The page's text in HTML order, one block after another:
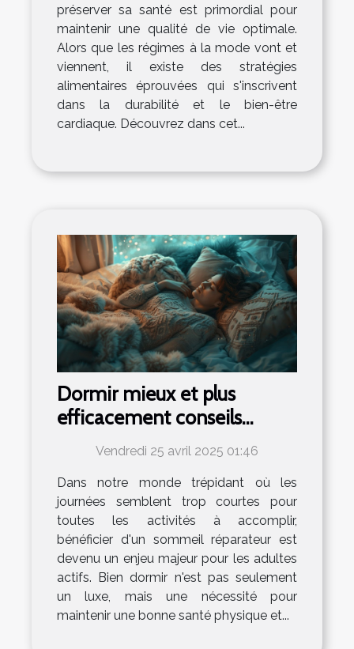
préserver sa santé est primordial pour
maintenir une qualité de vie optimale.
Alors que les régimes à la mode vont et
viennent, il existe des stratégies
alimentaires éprouvées qui s'inscrivent
dans la durabilité et le bien-être
cardiaque. Découvrez dans cet...
Dormir mieux et plus
efficacement conseils
pratiques pour les adultes
Vendredi 25 avril 2025 01:46
Dans notre monde trépidant où les
journées semblent trop courtes pour
toutes les activités à accomplir,
bénéficier d'un sommeil réparateur est
devenu un enjeu majeur pour les adultes
actifs. Bien dormir n'est pas seulement
un luxe, mais une nécessité pour
maintenir une bonne santé physique et...